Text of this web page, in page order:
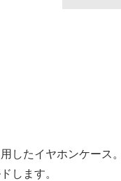
したイヤホンケース
します。